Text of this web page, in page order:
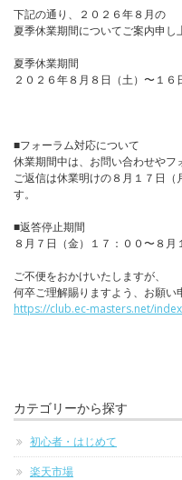
下記の通り、２０２６年８月の
夏季休業期間についてご案内申し
夏季休業期間
２０２６年８月８日（土）〜１６
■フォーラム対応について
休業期間中は、お問い合わせやフ
ご返信は休業明けの８月１７日
す。
■返答停止期間
８月７日（金）１７：００〜８月
ご不便をおかけいたしますが、
何卒ご理解賜りますよう、お願い
https://club.ec-masters.net/
カテゴリーから探す
初心者・はじめて
楽天市場